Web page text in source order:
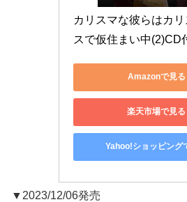
カリスマな彼らはカ
スで仮住まい中(2)CD
Amazonで見る
楽天市場で見る
Yahoo!ショッピング
▼2023/12/06発売